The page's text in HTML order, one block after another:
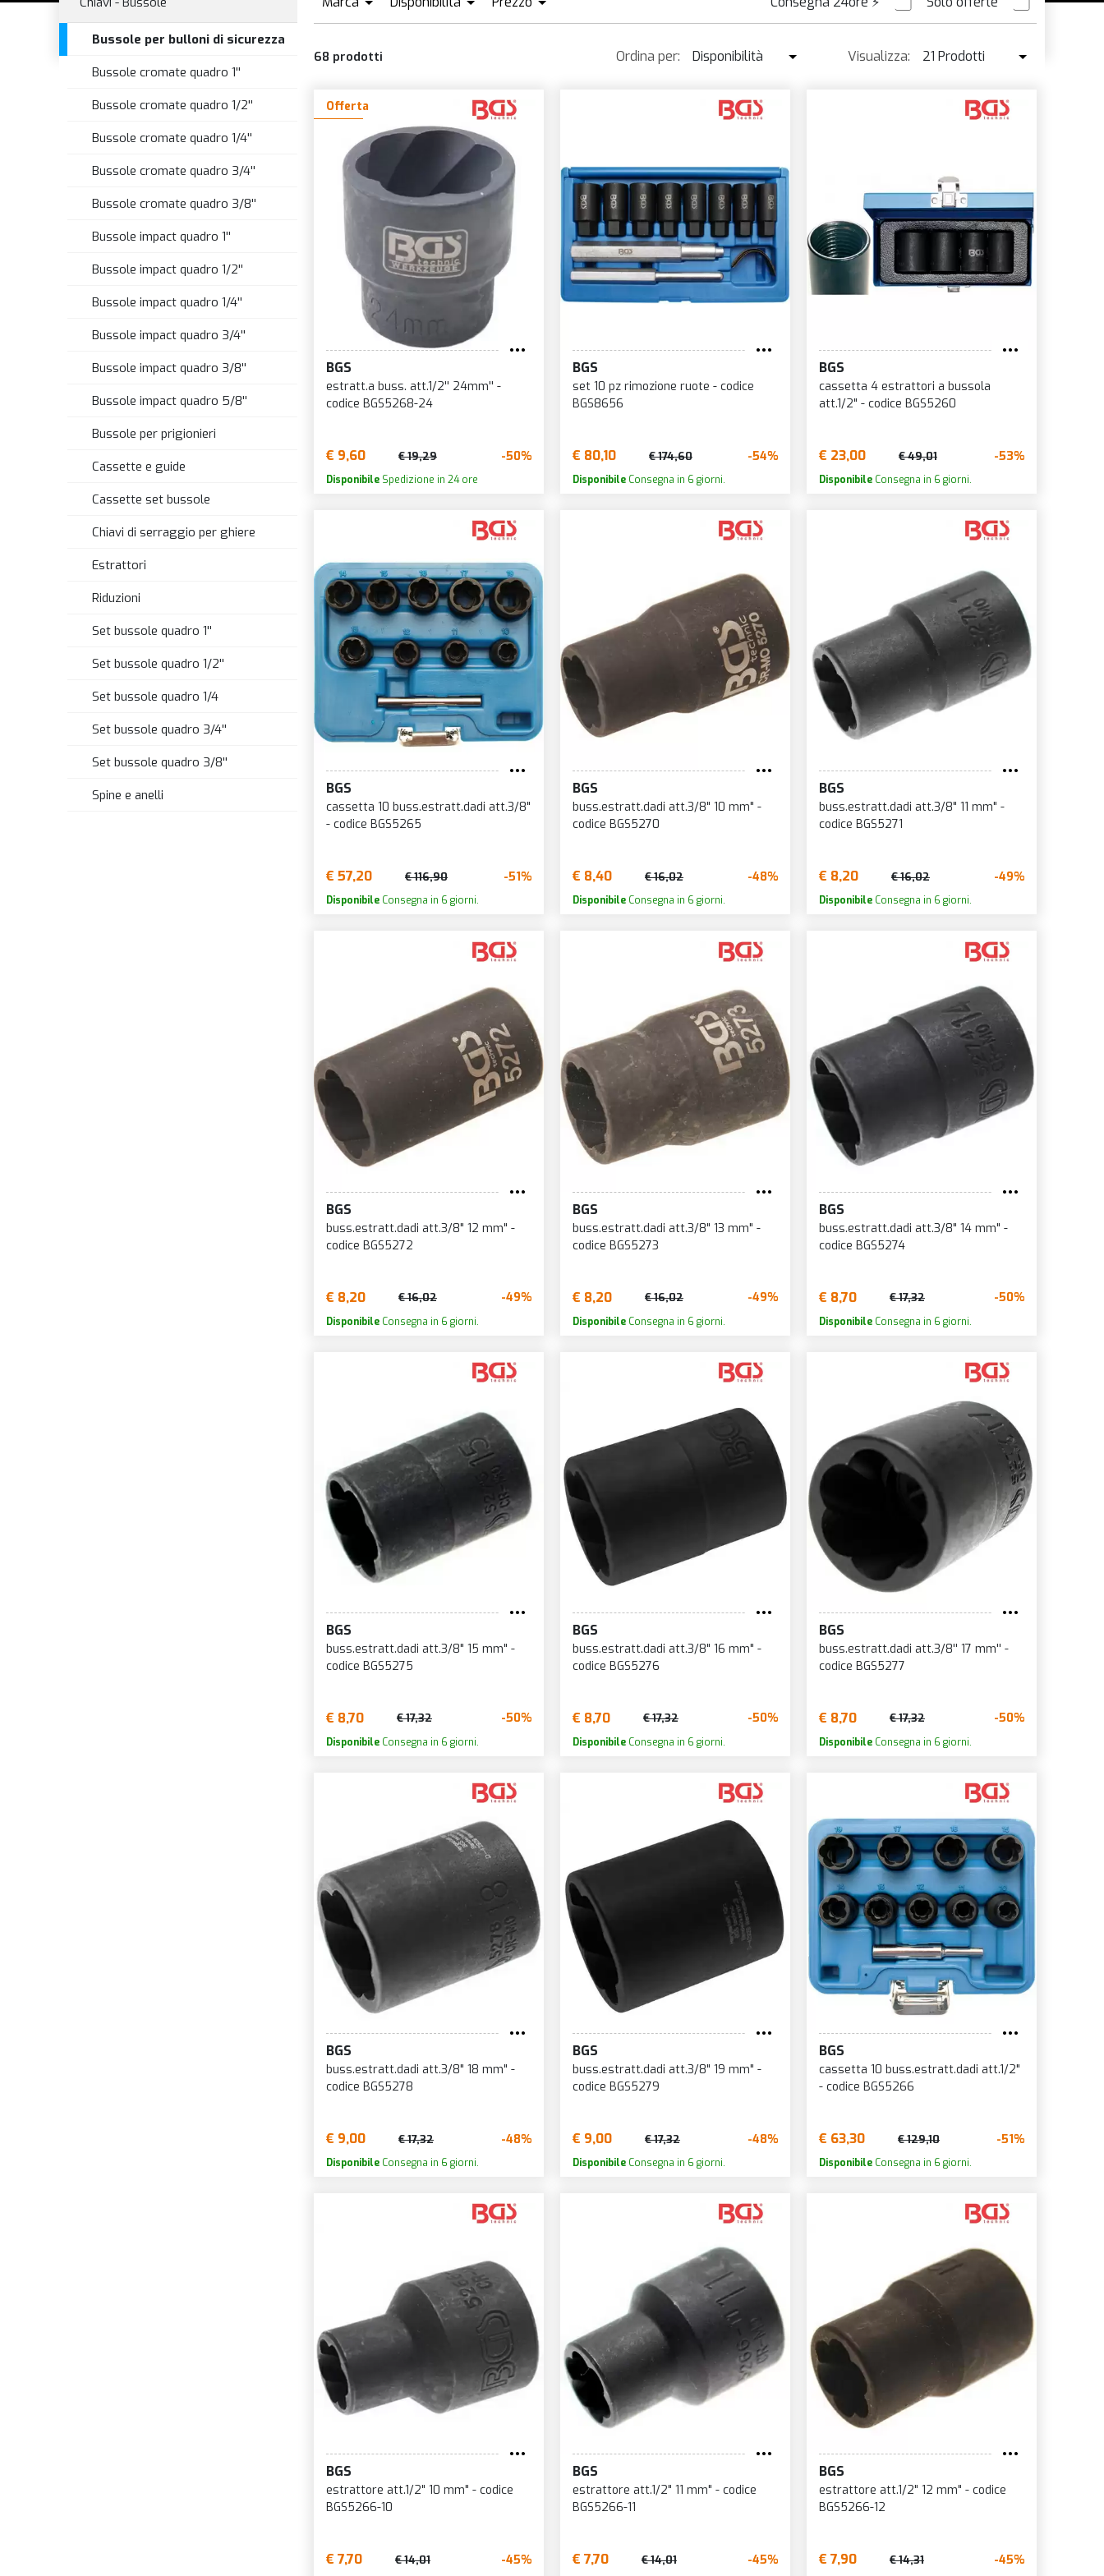
Bussole per bulloni di sicurezza
Bussole cromate quadro 1''
Bussole cromate quadro 1/2''
Bussole cromate quadro 1/4''
Bussole cromate quadro 3/4''
Bussole cromate quadro 3/8''
Bussole impact quadro 1''
Bussole impact quadro 1/2''
Bussole impact quadro 1/4''
Bussole impact quadro 3/4''
Bussole impact quadro 3/8''
Bussole impact quadro 5/8''
Bussole per prigionieri
Cassette e guide
Cassette set bussole
Chiavi di serraggio per ghiere
Estrattori
Riduzioni
Set bussole quadro 1''
Set bussole quadro 1/2''
Set bussole quadro 1/4
Set bussole quadro 3/4''
Set bussole quadro 3/8''
Spine e anelli
68 prodotti Ordina per:
Disponibilità
Più venduto ↓
Prezzo ↓
Novità
Visualizza:
21 Prodotti
42 Prodotti
Offerta
BGS
estratt.a buss. att.1/2'' 24mm'' -
codice BGS5268-24
€ 9,60 € 19,29 -50%
Disponibile Spedizione in 24 ore
BGS
set 10 pz rimozione ruote - codice
BGS8656
€ 80,10 € 174,60 -54%
DisponibileConsegna in 6 giorni.
BGS
cassetta 4 estrattori a bussola
att.1/2" - codice BGS5260
€ 23,00 € 49,01 -53%
DisponibileConsegna in 6 giorni.
BGS
cassetta 10 buss.estratt.dadi att.3/8"
- codice BGS5265
€ 57,20 € 116,90 -51%
Disponibile Consegna in 6 giorni.
BGS
buss.estratt.dadi att.3/8" 10 mm" -
codice BGS5270
€ 8,40 € 16,02 -48%
DisponibileConsegna in 6 giorni.
BGS
buss.estratt.dadi att.3/8" 11 mm" -
codice BGS5271
€ 8,20 € 16,02 -49%
DisponibileConsegna in 6 giorni.
BGS
buss.estratt.dadi att.3/8" 12 mm" -
codice BGS5272
€ 8,20 € 16,02 -49%
Disponibile Consegna in 6 giorni.
BGS
buss.estratt.dadi att.3/8" 13 mm" -
codice BGS5273
€ 8,20 € 16,02 -49%
DisponibileConsegna in 6 giorni.
BGS
buss.estratt.dadi att.3/8" 14 mm" -
codice BGS5274
€ 8,70 € 17,32 -50%
DisponibileConsegna in 6 giorni.
BGS
buss.estratt.dadi att.3/8" 15 mm" -
codice BGS5275
€ 8,70 € 17,32 -50%
Disponibile Consegna in 6 giorni.
BGS
buss.estratt.dadi att.3/8" 16 mm" -
codice BGS5276
€ 8,70 € 17,32 -50%
DisponibileConsegna in 6 giorni.
BGS
buss.estratt.dadi att.3/8'' 17 mm'' -
codice BGS5277
€ 8,70 € 17,32 -50%
DisponibileConsegna in 6 giorni.
BGS
buss.estratt.dadi att.3/8" 18 mm" -
codice BGS5278
€ 9,00 € 17,32 -48%
Disponibile Consegna in 6 giorni.
BGS
buss.estratt.dadi att.3/8" 19 mm" -
codice BGS5279
€ 9,00 € 17,32 -48%
DisponibileConsegna in 6 giorni.
BGS
cassetta 10 buss.estratt.dadi att.1/2"
- codice BGS5266
€ 63,30 € 129,10 -51%
DisponibileConsegna in 6 giorni.
BGS
estrattore att.1/2" 10 mm" - codice
BGS5266-10
€ 7,70 € 14,01 -45%
BGS
estrattore att.1/2" 11 mm" - codice
BGS5266-11
€ 7,70 € 14,01 -45%
BGS
estrattore att.1/2" 12 mm" - codice
BGS5266-12
€ 7,90 € 14,31 -45%